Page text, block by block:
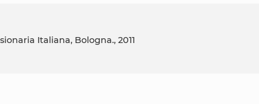
Italiana, Bologna., 2011